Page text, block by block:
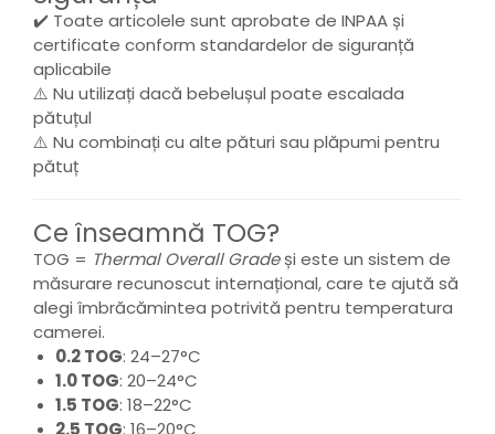
✔️ Toate articolele sunt aprobate de INPAA și
certificate conform standardelor de siguranță
aplicabile
⚠️ Nu utilizați dacă bebelușul poate escalada
pătuțul
⚠️ Nu combinați cu alte pături sau plăpumi pentru
pătuț
Ce înseamnă TOG?
TOG = Thermal Overall Gradeși este un sistem de
măsurare recunoscut internațional, care te ajută să
alegi îmbrăcămintea potrivită pentru temperatura
camerei.
0.2 TOG: 24–27°C
1.0 TOG: 20–24°C
1.5 TOG: 18–22°C
2.5 TOG: 16–20°C